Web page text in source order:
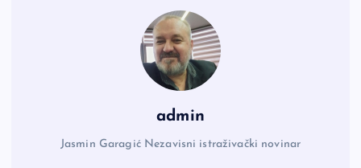
admin
Jasmin Garagić Nezavisni istraživački novinar